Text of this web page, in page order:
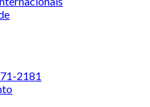
2181